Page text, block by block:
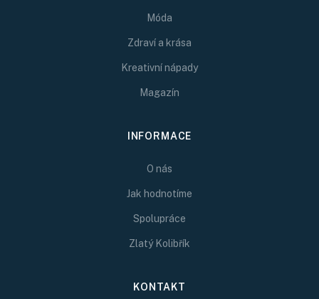
Móda
Zdraví a krása
Kreativní nápady
Magazín
INFORMACE
O nás
Jak hodnotíme
Spolupráce
Zlatý Kolibřík
KONTAKT